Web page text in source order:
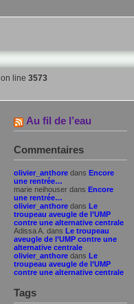
on line 3573
Au fil de l’eau
Commentaires
olivier_anthore dans Encore
une rentrée…
marie neihouser dans Encore
une rentrée…
olivier_anthore dans Le
troupeau aveugle de l’UMP
contre une alternative centrale
Adissa A. dans Le troupeau
aveugle de l’UMP contre une
alternative centrale
olivier_anthore dans Le
troupeau aveugle de l’UMP
contre une alternative centrale
Tags